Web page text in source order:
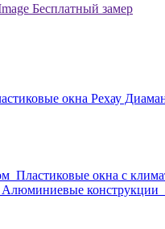
Бесплатный замер
окна Рехау
Пластиковые окна с
Алюминиевые конструкции